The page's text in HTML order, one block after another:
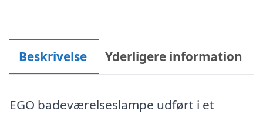
Beskrivelse Yderligere information
EGO badeværelseslampe udført i et